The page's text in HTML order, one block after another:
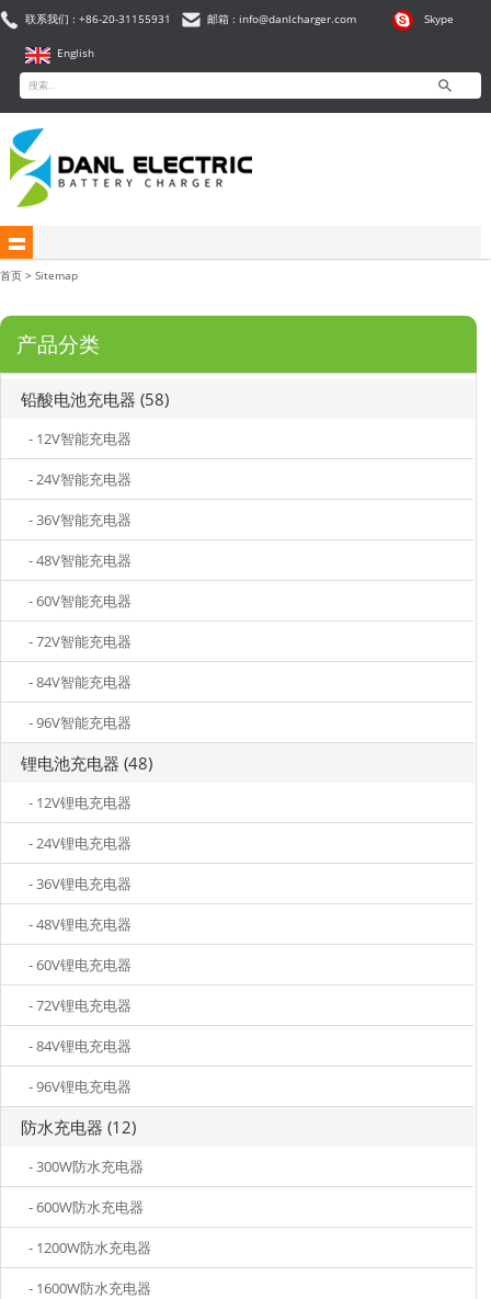
联系我们 : +86-20-31155931 邮箱 : info@danlcharger.com Skype
English
首页 > Sitemap
产品分类
铅酸电池充电器 (58)
- 12V智能充电器
- 24V智能充电器
- 36V智能充电器
- 48V智能充电器
- 60V智能充电器
- 72V智能充电器
- 84V智能充电器
- 96V智能充电器
锂电池充电器 (48)
- 12V锂电充电器
- 24V锂电充电器
- 36V锂电充电器
- 48V锂电充电器
- 60V锂电充电器
- 72V锂电充电器
- 84V锂电充电器
- 96V锂电充电器
防水充电器 (12)
- 300W防水充电器
- 600W防水充电器
- 1200W防水充电器
- 1600W防水充电器